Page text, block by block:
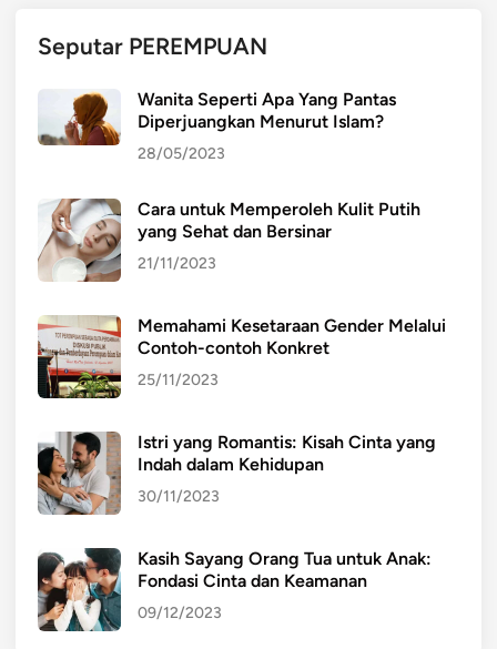
p
u
a
n
a
Seputar PEREMPUAN
Wanita Seperti Apa Yang Pantas
Diperjuangkan Menurut Islam?
28/05/2023
Cara untuk Memperoleh Kulit Putih
yang Sehat dan Bersinar
21/11/2023
Memahami Kesetaraan Gender Melalui
Contoh-contoh Konkret
25/11/2023
Istri yang Romantis: Kisah Cinta yang
Indah dalam Kehidupan
30/11/2023
Kasih Sayang Orang Tua untuk Anak:
Fondasi Cinta dan Keamanan
09/12/2023